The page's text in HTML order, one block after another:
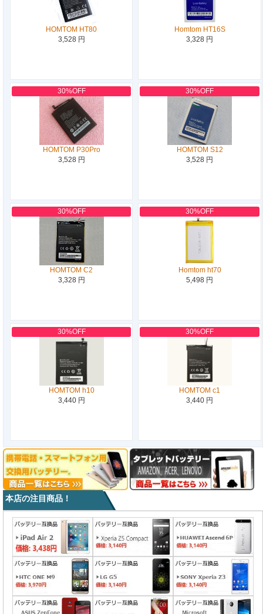
HOMTOM HT80
3,528 円
Homtom HT16S
3,328 円
30%OFF
HOMTOM P30Pro
3,528 円
30%OFF
HOMTOM S12
3,528 円
30%OFF
HOMTOM C2
3,328 円
30%OFF
Homtom ht70
5,498 円
30%OFF
HOMTOM h10
3,440 円
30%OFF
HOMTOM c1
3,440 円
本店の注目商品！